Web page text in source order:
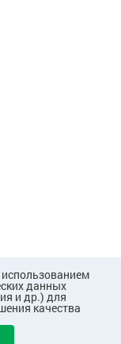
данных
и др.) для
качества